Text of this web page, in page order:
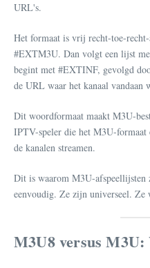
URL's.
Het formaat is vrij recht-toe-
#EXTM3U. Dan volgt een lijst
begint met #EXTINF, gevolgd
de URL waar het kanaal vandaan
Dit woordformaat maakt M3U-
IPTV-speler die het M3U-formaat
de kanalen streamen.
Dit is waarom M3U-
eenvoudig. Ze zijn universeel.
M3U8 versus